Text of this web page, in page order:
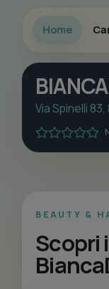
Home
Via Spinelli
BEAUTY &
Scopri